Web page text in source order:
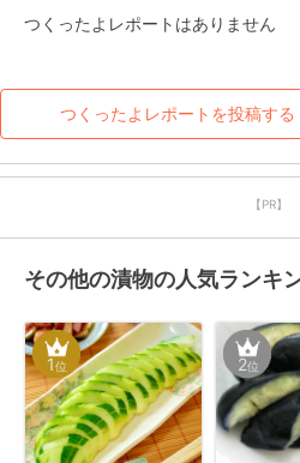
つくったよレポートはありません
つくったよレポートを投稿する
【PR】
その他の漬物の人気ランキ
1位 2位